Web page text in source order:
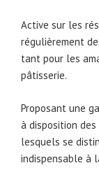
Active sur les
régulièrement
tant pour les
pâtisserie.
Proposant une
à disposition
lesquels se
indispensable à